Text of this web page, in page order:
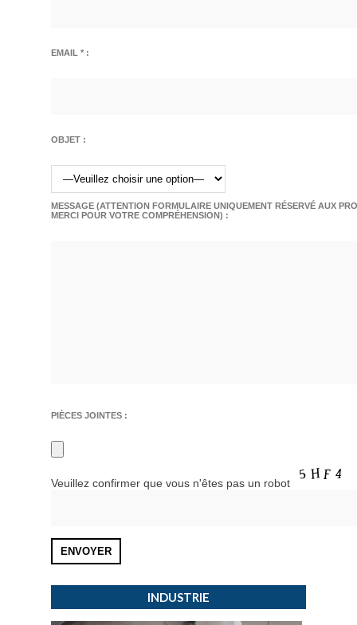
EMAIL * :
OBJET :
MESSAGE (ATTENTION FORMULAIRE UNIQUEMENT RÉSERVÉ AUX
MERCI POUR VOTRE COMPRÉHENSION) :
PIÈCES JOINTES :
Veuillez confirmer que vous n'êtes pas un robot
INDUSTRIE